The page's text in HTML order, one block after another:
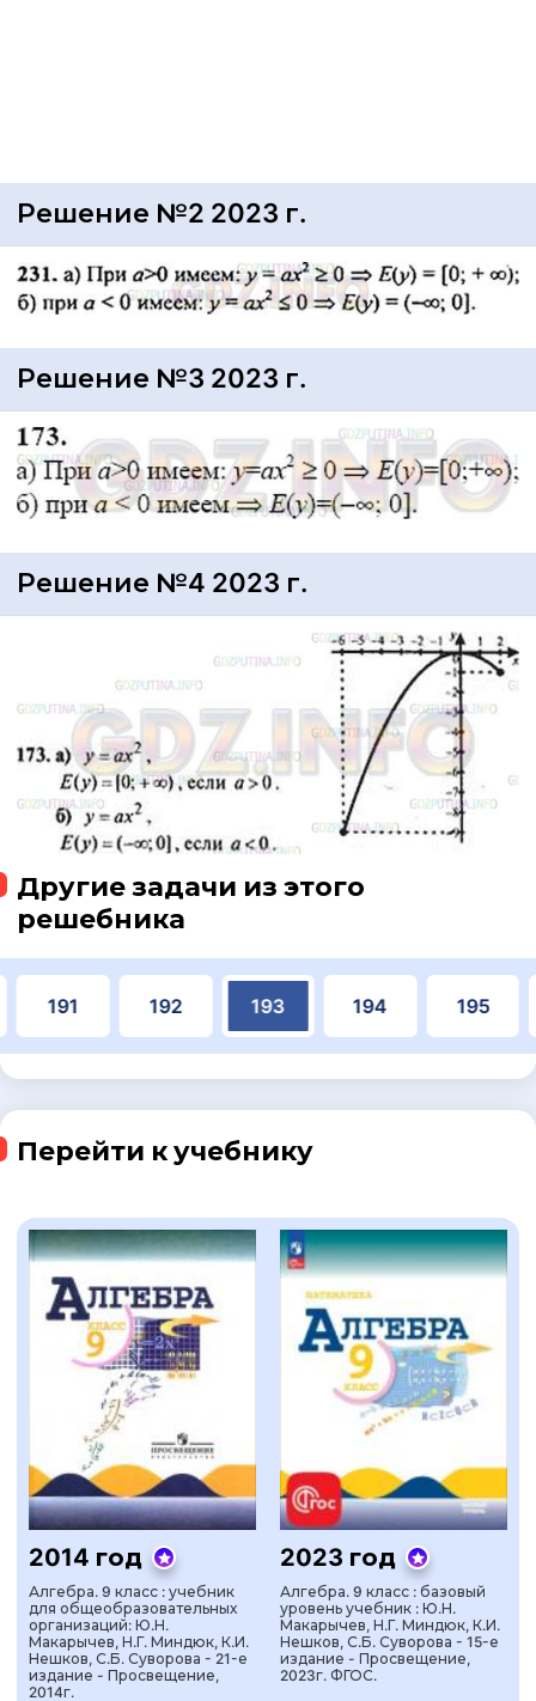
Решение №2 2023 г.
Решение №3 2023 г.
Решение №4 2023 г.
Другие задачи из этого
решебника
191 192 193 194 195
Перейти к учебнику
2014 год
Алгебра. 9 класс : учебник
для общеобразовательных
организаций: Ю.Н.
Макарычев, Н.Г. Миндюк, К.И.
Нешков, С.Б. Суворова - 21-е
издание - Просвещение,
2014г.
2023 год
Алгебра. 9 класс : базовый
уровень учебник : Ю.Н.
Макарычев, Н.Г. Миндюк, К.И.
Нешков, С.Б. Суворова - 15-е
издание - Просвещение,
2023г. ФГОС.